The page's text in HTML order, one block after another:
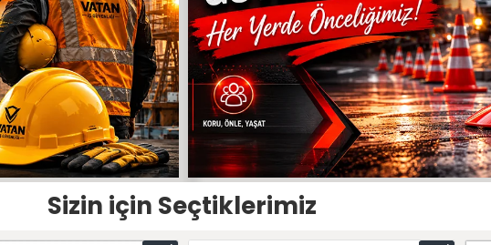
Sizin için Seçtiklerimiz